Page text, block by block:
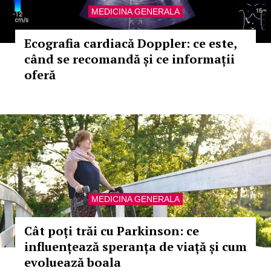
MEDICINA GENERALA
Ecografia cardiacă Doppler: ce este,
când se recomandă și ce informații
oferă
MEDICINA GENERALA
Cât poți trăi cu Parkinson: ce
influențează speranța de viață și cum
evoluează boala